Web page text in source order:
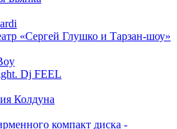
«Сергей Глушко и Тарзан-шоу»
Dj FEEL
Колдуна
компакт диска -